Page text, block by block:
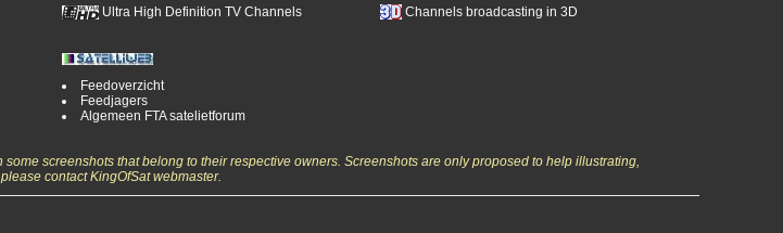
Ultra High Definition TV Channels Channels broadcasting in 3D
Feedoverzicht
Feedjagers
Algemeen FTA satelietforum
screenshots that belong to their respective owners. Screenshots are only proposed to help illustrating,
contact KingOfSat webmaster.